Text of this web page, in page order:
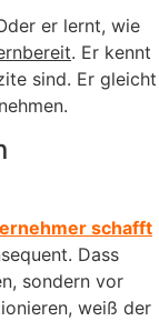
er lernt, wie
. Er kennt
sind. Er gleicht
schafft
Dass
sondern vor
weiß der